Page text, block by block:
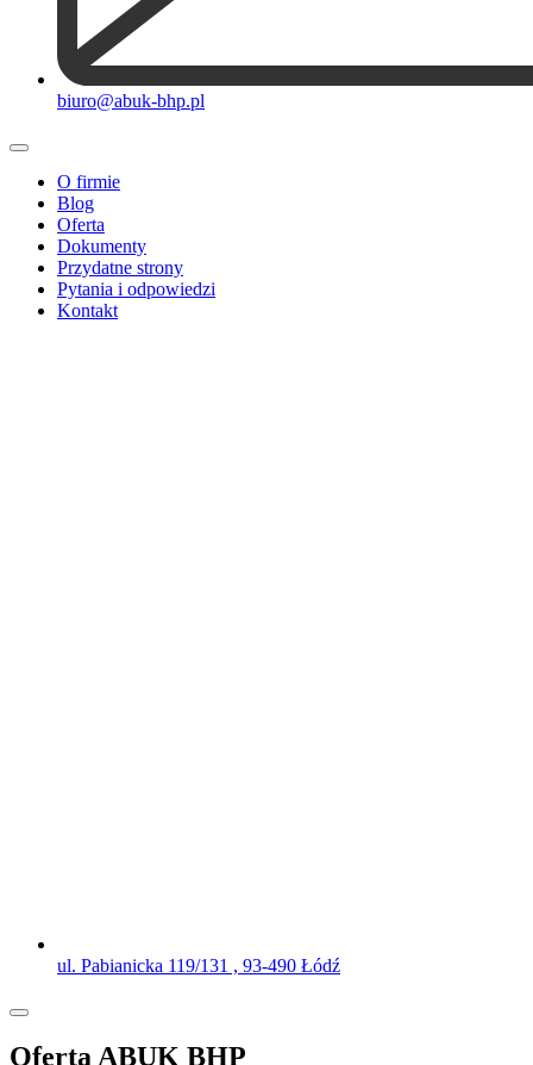
biuro@abuk-bhp.pl
O firmie
Blog
Oferta
Dokumenty
Przydatne strony
Pytania i odpowiedzi
Kontakt
ul. Pabianicka 119/131 , 93-490 Łódź
Oferta ABUK BHP